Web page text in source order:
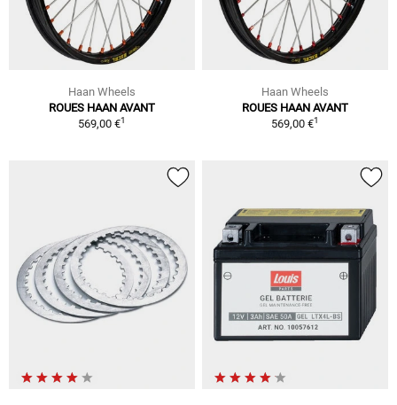
Haan Wheels
ROUES HAAN AVANT
569,00 €1
Haan Wheels
ROUES HAAN AVANT
569,00 €1